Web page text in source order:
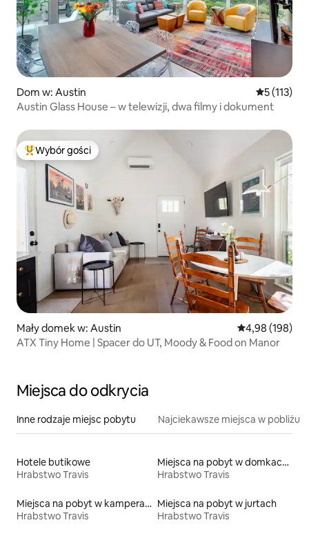
Dom w: Austin Średnia
5 (113)
Austin Glass House – w telewizji, dwa filmy i dokument
Najpopularniejsze z kategorii Wybór gości
Wybór gości
Mały domek w: Austin Średnia
4,98 (198)
ATX Tiny Home | Spacer do UT, Moody & Food on Manor
Miejsca do odkrycia
Inne rodzaje miejsc pobytu Najciekawsze miejsca w pobliżu
Hotele butikowe
Hrabstwo Travis
Miejsca na pobyt w domkach na drzewie
Hrabstwo Travis
Miejsca na pobyt w kamperach
Hrabstwo Travis
Miejsca na pobyt w jurtach
Hrabstwo Travis